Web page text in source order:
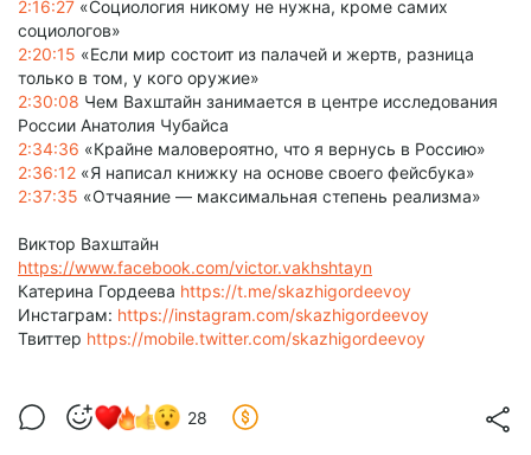
2:16:27 «Социология никому не нужна, кроме самих
социологов»
2:20:15 «Если мир состоит из палачей и жертв, разница
только в том, у кого оружие»
2:30:08 Чем Вахштайн занимается в центре исследования
России Анатолия Чубайса
2:34:36 «Крайне маловероятно, что я вернусь в Россию»
2:36:12 «Я написал книжку на основе своего фейсбука»
2:37:35 «Отчаяние — максимальная степень реализма»
Виктор Вахштайн
https://www.facebook.com/victor.vakhshtayn
Катерина Гордеева https://t.me/skazhigordeevoy
Инстаграм: https://instagram.com/skazhigordeevoy
Твиттер https://mobile.twitter.com/skazhigordeevoy
28